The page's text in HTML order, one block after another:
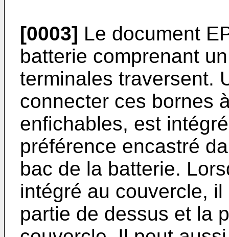
[0003] Le document
batterie comprenant
terminales traversent.
connecter ces bornes
enfichables, est
préférence encastré
bac de la batterie.
intégré au couvercle,
partie de dessus et la